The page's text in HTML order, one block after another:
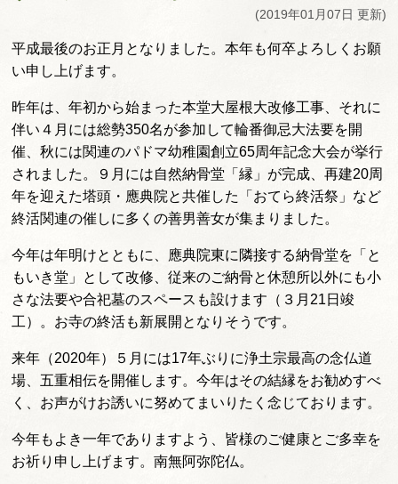
(2019年01月07日 更新)
平成最後のお正月となりました。本年も何卒よろしくお願
い申し上げます。
昨年は、年初から始まった本堂大屋根大改修工事、それに
伴い４月には総勢350名が参加して輪番御忌大法要を開
催、秋には関連のパドマ幼稚園創立65周年記念大会が挙行
されました。９月には自然納骨堂「縁」が完成、再建20周
年を迎えた塔頭・應典院と共催した「おてら終活祭」など
終活関連の催しに多くの善男善女が集まりました。
今年は年明けとともに、應典院東に隣接する納骨堂を「と
もいき堂」として改修、従来のご納骨と休憩所以外にも小
さな法要や合祀墓のスペースも設けます（３月21日竣
工）。お寺の終活も新展開となりそうです。
来年（2020年）５月には17年ぶりに浄土宗最高の念仏道
場、五重相伝を開催します。今年はその結縁をお勧めすべ
く、お声がけお誘いに努めてまいりたく念じております。
今年もよき一年でありますよう、皆様のご健康とご多幸を
お祈り申し上げます。南無阿弥陀仏。